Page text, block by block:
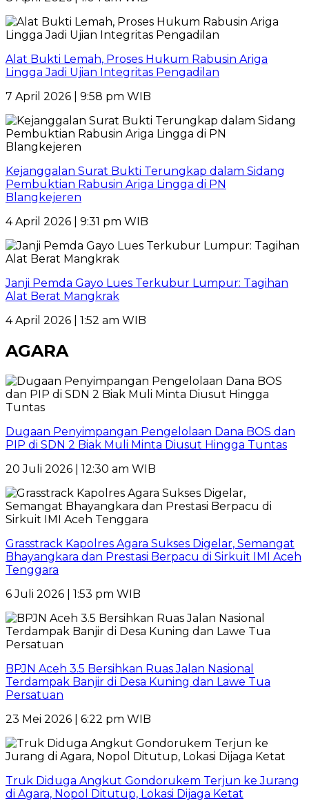
Alat Bukti Lemah, Proses Hukum Rabusin Ariga
Lingga Jadi Ujian Integritas Pengadilan
7 April 2026 | 9:58 pm WIB
Kejanggalan Surat Bukti Terungkap dalam Sidang
Pembuktian Rabusin Ariga Lingga di PN
Blangkejeren
4 April 2026 | 9:31 pm WIB
Janji Pemda Gayo Lues Terkubur Lumpur: Tagihan
Alat Berat Mangkrak
4 April 2026 | 1:52 am WIB
AGARA
Dugaan Penyimpangan Pengelolaan Dana BOS dan
PIP di SDN 2 Biak Muli Minta Diusut Hingga Tuntas
20 Juli 2026 | 12:30 am WIB
Grasstrack Kapolres Agara Sukses Digelar, Semangat
Bhayangkara dan Prestasi Berpacu di Sirkuit IMI Aceh
Tenggara
6 Juli 2026 | 1:53 pm WIB
BPJN Aceh 3.5 Bersihkan Ruas Jalan Nasional
Terdampak Banjir di Desa Kuning dan Lawe Tua
Persatuan
23 Mei 2026 | 6:22 pm WIB
Truk Diduga Angkut Gondorukem Terjun ke Jurang
di Agara, Nopol Ditutup, Lokasi Dijaga Ketat